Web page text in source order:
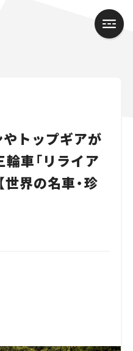
トップギアが
輪車「リライア
界の名車・珍
スター｜Mazda Roadster